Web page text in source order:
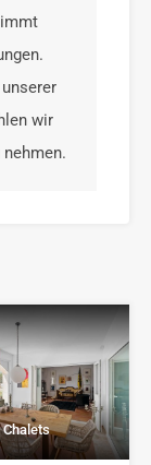
wir
Chalets